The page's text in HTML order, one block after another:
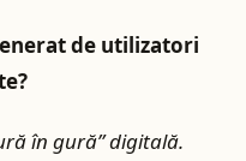
de utilizatori
în gură” digitală.